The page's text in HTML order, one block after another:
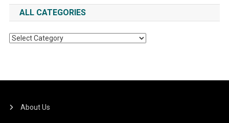
ALL CATEGORIES
All
About Us